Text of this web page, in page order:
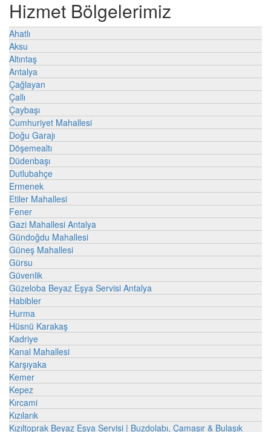
Hizmet Bölgelerimiz
Ahatlı
Aksu
Altıntaş
Antalya
Çağlayan
Çallı
Çaybaşı
Cumhuriyet Mahallesi
Doğu Garajı
Döşemealtı
Düdenbaşı
Dutlubahçe
Ermenek
Etiler Mahallesi
Fener
Gazi Mahallesi Antalya
Gündoğdu Mahallesi
Güneş Mahallesi
Gürsu
Güvenlik
Güzeloba Beyaz Eşya Servisi Antalya
Habibler
Hurma
Hüsnü Karakaş
Kadriye
Kanal Mahallesi
Karşıyaka
Kemer
Kepez
Kırcami
Kızılarık
Kızıltoprak Beyaz Eşya Servisi | Buzdolabı, Çamaşır & Bulaşık